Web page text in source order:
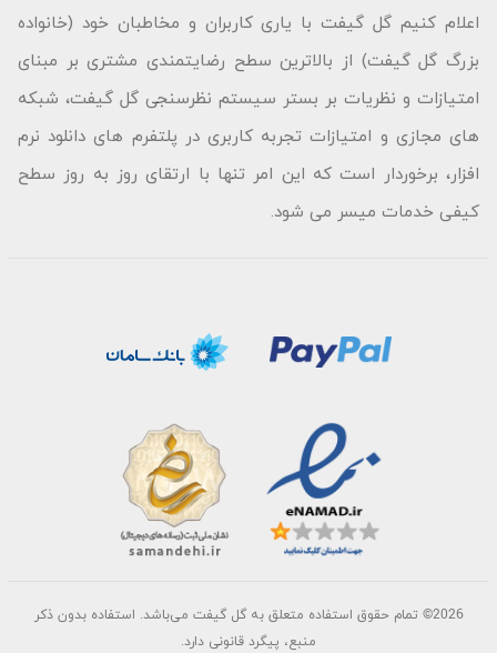
اعلام کنیم گل گیفت با یاری کاربران و مخاطبان خود (خانواده
بزرگ گل گیفت) از بالاترین سطح رضایتمندی مشتری بر مبنای
امتیازات و نظریات بر بستر سیستم نظرسنجی گل گیفت، شبکه
های مجازی و امتیازات تجربه کاربری در پلتفرم های دانلود نرم
افزار، برخوردار است که این امر تنها با ارتقای روز به روز سطح
کیفی خدمات میسر می شود.
2026©
تمام حقوق استفاده متعلق به گل گیفت می‌باشد. استفاده بدون ذکر
منبع، پیگرد قانونی دارد.